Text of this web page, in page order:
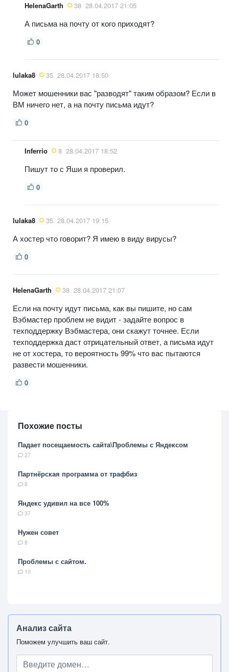
HelenaGarth 38 28.04.2017 21:05
А письма на почту от кого приходят?
0
lulaka8 35 28.04.2017 18:50
Может мошенники вас "разводят" таким образом? Если в
ВМ ничего нет, а на почту письма идут?
0
Inferrio 8 28.04.2017 18:52
Пишут то с Яши я проверил.
0
lulaka8 35 28.04.2017 19:15
А хостер что говорит? Я имею в виду вирусы?
0
HelenaGarth 38 28.04.2017 21:07
Если на почту идут письма, как вы пишите, но сам
Вэбмастер проблем не видит - задайте вопрос в
техподдержку Вэбмастера, они скажут точнее. Если
техподдержка даст отрицательный ответ, а письма идут
не от хостера, то вероятность 99% что вас пытаются
развести мошенники.
0
Похожие посты
Падает посещаемость сайта\Проблемы с Яндексом
27
Партнёрская программа от трафбиз
8
Яндекс удивил на все 100%
37
Нужен совет
8
Проблемы с сайтом.
10
Анализ сайта
Поможем улучшить ваш сайт.